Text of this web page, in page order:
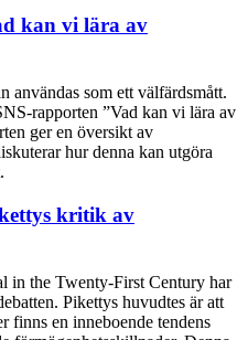
kan vi lära av
användas som ett välfärdsmått.
rapporten ”Vad kan vi lära av
ger en översikt av
hur denna kan utgöra
kritik av
in the Twenty-First Century har
Pikettys huvudtes är att
finns en inneboende tendens